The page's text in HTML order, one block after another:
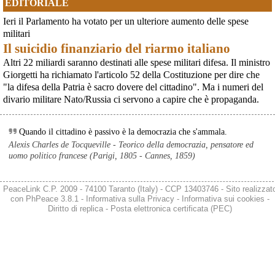
[News] Oggi in Spagna mobilitazione contro il riarmo, in questi minuti sta
per partire a Bruxelles la marcia pacifista europea di No Rearm Europe
Oggi in Spagna mobilitazione contro il riarmo e il militarismoSi è svolta
Internazionalista di Madrid con il titolo "Contro il riarmo e la guerra
imperialista". I partecipanti si sono radunati in Plaza de Atoc
[news] La strage di Bologna, i suoi mandati e la cerniera con la NATO
A quarantasei anni dalla strage che il 2 agosto 1980 insanguinò la stazione
di Bologna, PeaceLink torna a ricordare le 85 vittime e gli oltre 200 feriti di
quel sabato mattina. Lo fa con un nuovo editoriale dal titolo "Strage di
EDITORIALE
Ieri il Parlamento ha votato per un ulteriore aumento delle spese
militari
Il suicidio finanziario del riarmo italiano
Altri 22 miliardi saranno destinati alle spese militari difesa. Il ministro
Giorgetti ha richiamato l'articolo 52 della Costituzione per dire che
"la difesa della Patria è sacro dovere del cittadino". Ma i numeri del
divario militare Nato/Russia ci servono a capire che è propaganda.
Quando il cittadino è passivo è la democrazia che s'ammala.
Alexis Charles de Tocqueville - Teorico della democrazia, pensatore ed
uomo politico francese (Parigi, 1805 - Cannes, 1859)
PeaceLink C.P. 2009 - 74100 Taranto (Italy) - CCP 13403746 - Sito
con PhPeace 3.8.1 - Informativa sulla Privacy- Informativa sui cookies -
Diritto di replica- Posta elettronica certificata (PEC)